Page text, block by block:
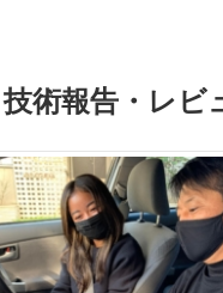
技術報告・レビ